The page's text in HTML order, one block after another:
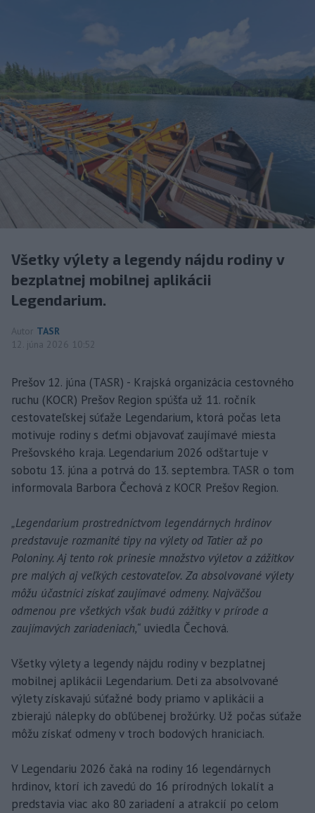
Všetky výlety a legendy nájdu rodiny v
bezplatnej mobilnej aplikácii
Legendarium.
Autor TASR
12. júna 2026 10:52
Prešov 12. júna (TASR) - Krajská organizácia cestovného
ruchu (KOCR) Prešov Region spúšťa už 11. ročník
cestovateľskej súťaže Legendarium, ktorá počas leta
motivuje rodiny s deťmi objavovať zaujímavé miesta
Prešovského kraja. Legendarium 2026 odštartuje v
sobotu 13. júna a potrvá do 13. septembra. TASR o tom
informovala Barbora Čechová z KOCR Prešov Region.
„Legendarium prostredníctvom legendárnych hrdinov
predstavuje rozmanité tipy na výlety od Tatier až po
Poloniny. Aj tento rok prinesie množstvo výletov a zážitkov
pre malých aj veľkých cestovateľov. Za absolvované výlety
môžu účastníci získať zaujímavé odmeny. Najväčšou
odmenou pre všetkých však budú zážitky v prírode a
zaujímavých zariadeniach,“ uviedla Čechová.
Všetky výlety a legendy nájdu rodiny v bezplatnej
mobilnej aplikácii Legendarium. Deti za absolvované
výlety získavajú súťažné body priamo v aplikácii a
zbierajú nálepky do obľúbenej brožúrky. Už počas súťaže
môžu získať odmeny v troch bodových hraniciach.
V Legendariu 2026 čaká na rodiny 16 legendárnych
hrdinov, ktorí ich zavedú do 16 prírodných lokalít a
predstavia viac ako 80 zariadení a atrakcií po celom